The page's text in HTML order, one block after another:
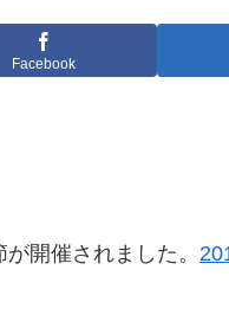
Facebook
開催されました。